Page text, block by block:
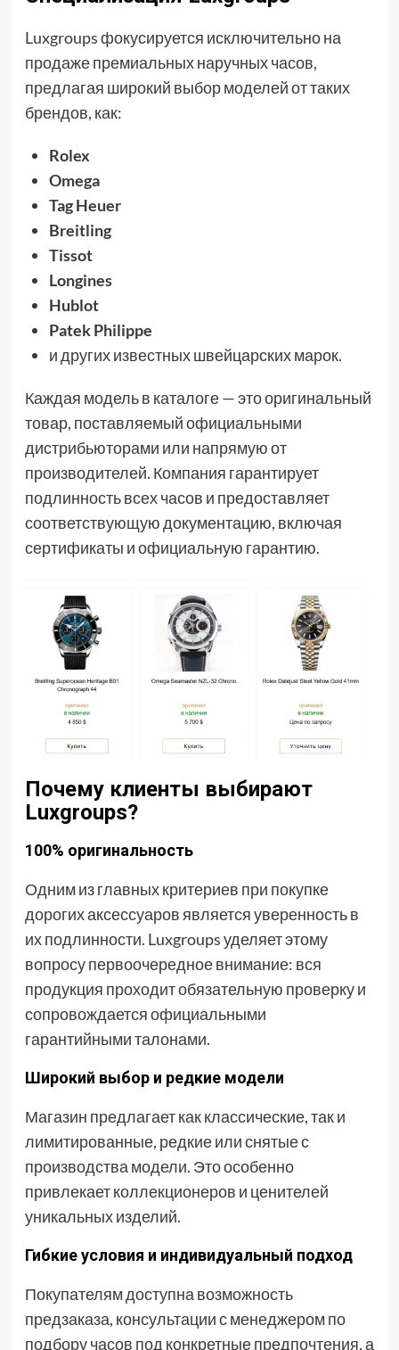
Luxgroups фокусируется исключительно на
продаже премиальных наручных часов,
предлагая широкий выбор моделей от таких
брендов, как:
Rolex
Omega
Tag Heuer
Breitling
Tissot
Longines
Hublot
Patek Philippe
и других известных швейцарских марок.
Каждая модель в каталоге — это оригинальный
товар, поставляемый официальными
дистрибьюторами или напрямую от
производителей. Компания гарантирует
подлинность всех часов и предоставляет
соответствующую документацию, включая
сертификаты и официальную гарантию.
Почему клиенты выбирают
Luxgroups?
100% оригинальность
Одним из главных критериев при покупке
дорогих аксессуаров является уверенность в
их подлинности. Luxgroups уделяет этому
вопросу первоочередное внимание: вся
продукция проходит обязательную проверку и
сопровождается официальными
гарантийными талонами.
Широкий выбор и редкие модели
Магазин предлагает как классические, так и
лимитированные, редкие или снятые с
производства модели. Это особенно
привлекает коллекционеров и ценителей
уникальных изделий.
Гибкие условия и индивидуальный подход
Покупателям доступна возможность
предзаказа, консультации с менеджером по
подбору часов под конкретные предпочтения, а